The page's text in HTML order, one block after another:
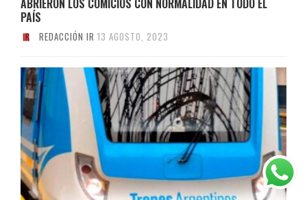
ABRIERON LOS COMICIOS CON NORMALIDAD EN TODO EL
PAÍS
REDACCIÓN IR 13 AGOSTO, 2023